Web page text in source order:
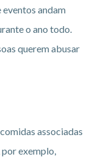
eventos andam
o ano todo.
querem abusar
associadas
exemplo,